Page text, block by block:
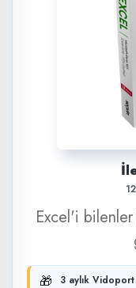
Excel'i
🎁 3 aylık